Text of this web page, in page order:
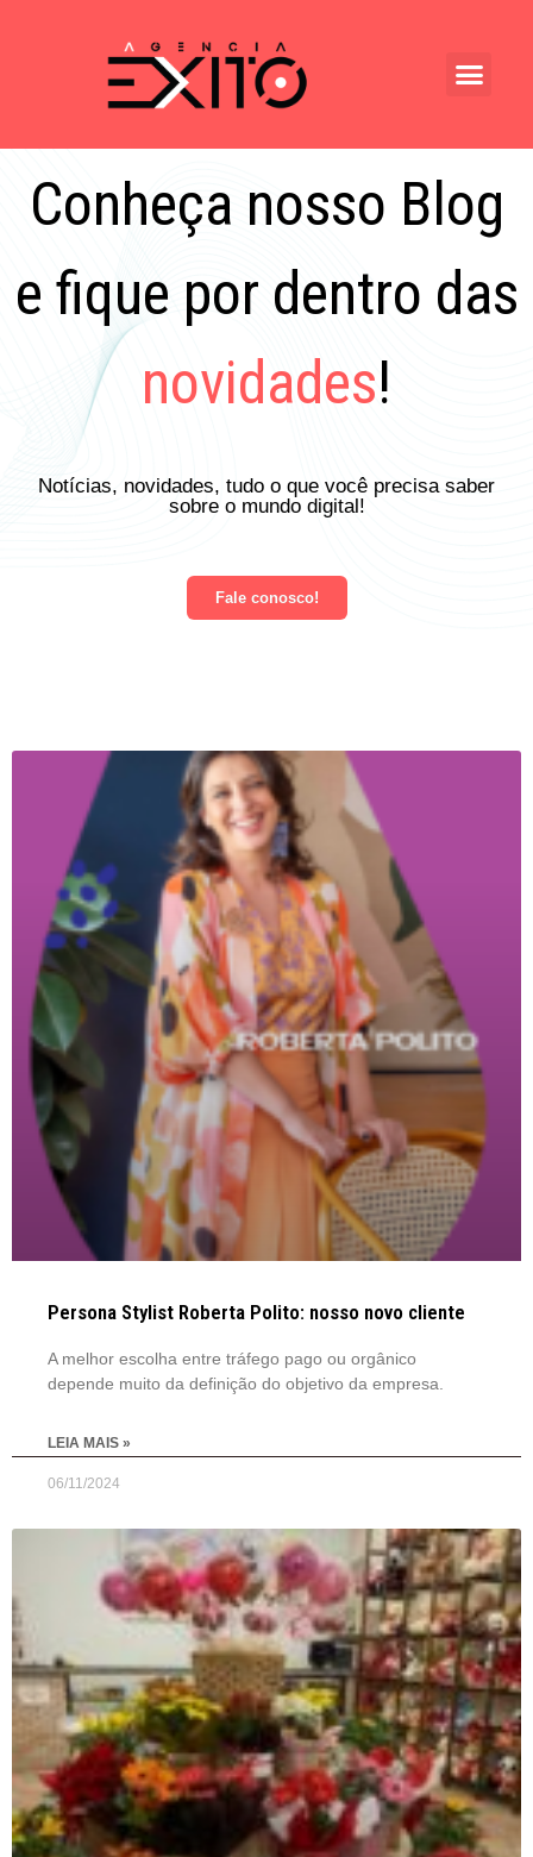
Conheça nosso Blog
e fique por dentro das
novidades!
Notícias, novidades, tudo o que você precisa saber
sobre o mundo digital!
Fale conosco!
Persona Stylist Roberta Polito: nosso novo cliente
A melhor escolha entre tráfego pago ou orgânico
depende muito da definição do objetivo da empresa.
LEIA MAIS »
06/11/2024